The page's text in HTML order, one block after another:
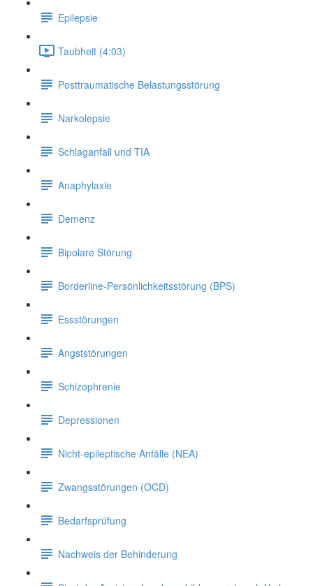
Epilepsie
Taubheit (4:03)
Posttraumatische Belastungsstörung
Narkolepsie
Schlaganfall und TIA
Anaphylaxie
Demenz
Bipolare Störung
Borderline-Persönlichkeitsstörung (BPS)
Essstörungen
Angststörungen
Schizophrenie
Depressionen
Nicht-epileptische Anfälle (NEA)
Zwangsstörungen (OCD)
Bedarfsprüfung
Nachweis der Behinderung